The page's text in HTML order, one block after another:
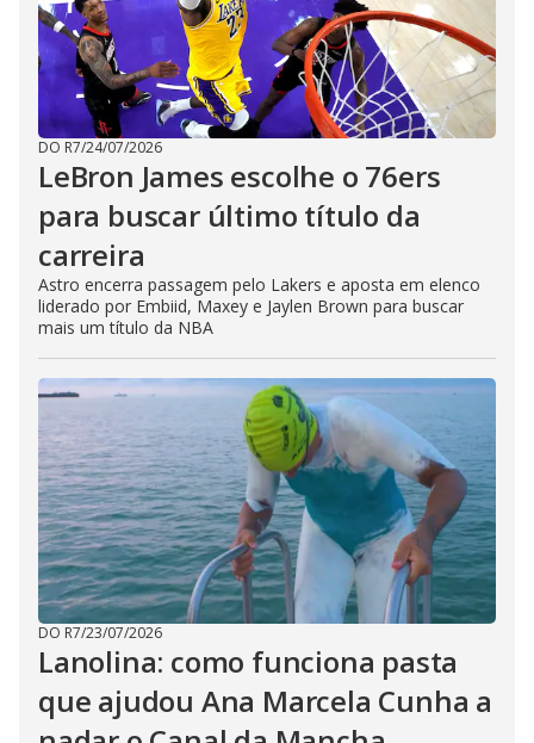
DO R7/24/07/2026
LeBron James escolhe o 76ers
para buscar último título da
carreira
Astro encerra passagem pelo Lakers e aposta em elenco
liderado por Embiid, Maxey e Jaylen Brown para buscar
mais um título da NBA
DO R7/23/07/2026
Lanolina: como funciona pasta
que ajudou Ana Marcela Cunha a